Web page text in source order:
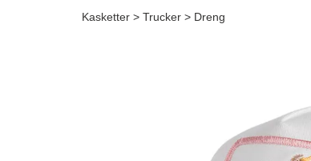
Kasketter > Trucker > Dreng